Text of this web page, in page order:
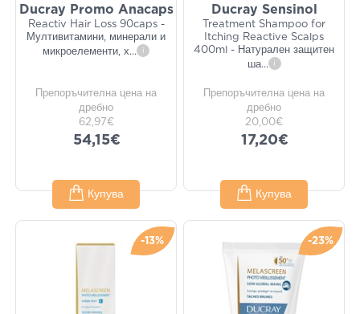
Ducray Promo Anacaps
Reactiv Hair Loss 90caps -
Мултивитамини, минерали и
микроелементи, х... i
Препоръчителна цена на
дребно
62,97€
54,15€
Купува
Ducray Sensinol
Treatment Shampoo for
Itching Reactive Scalps
400ml - Натурален защитен
ша... i
Препоръчителна цена на
дребно
20,00€
17,20€
Купува
-13% -23%